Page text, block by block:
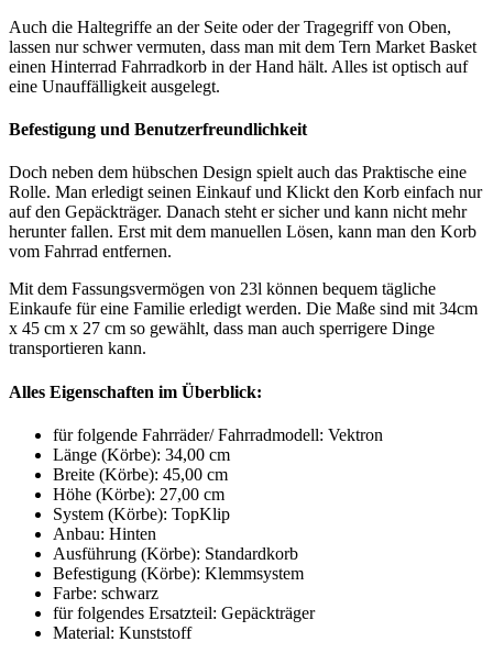
Auch die Haltegriffe an der Seite oder der Tragegriff von Oben,
lassen nur schwer vermuten, dass man mit dem Tern Market Basket
einen Hinterrad Fahrradkorb in der Hand hält. Alles ist optisch auf
eine Unauffälligkeit ausgelegt.
Befestigung und Benutzerfreundlichkeit
Doch neben dem hübschen Design spielt auch das Praktische eine
Rolle. Man erledigt seinen Einkauf und Klickt den Korb einfach nur
auf den Gepäckträger. Danach steht er sicher und kann nicht mehr
herunter fallen. Erst mit dem manuellen Lösen, kann man den Korb
vom Fahrrad entfernen.
Mit dem Fassungsvermögen von 23l können bequem tägliche
Einkaufe für eine Familie erledigt werden. Die Maße sind mit 34cm
x 45 cm x 27 cm so gewählt, dass man auch sperrigere Dinge
transportieren kann.
Alles Eigenschaften im Überblick:
für folgende Fahrräder/ Fahrradmodell: Vektron
Länge (Körbe): 34,00 cm
Breite (Körbe): 45,00 cm
Höhe (Körbe): 27,00 cm
System (Körbe): TopKlip
Anbau: Hinten
Ausführung (Körbe): Standardkorb
Befestigung (Körbe): Klemmsystem
Farbe: schwarz
für folgendes Ersatzteil: Gepäckträger
Material: Kunststoff